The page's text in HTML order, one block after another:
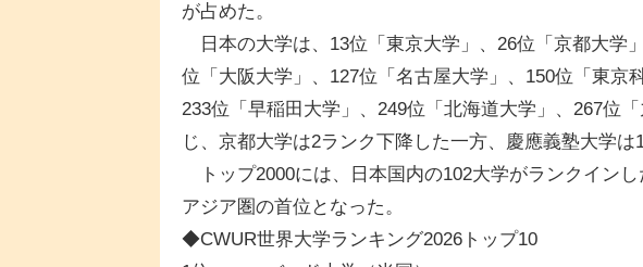
が占めた。
日本の大学は、13位「東京大学」、26位「京都大学
位「大阪大学」、127位「名古屋大学」、150位「東京
233位「早稲田大学」、249位「北海道大学」、267位
じ、京都大学は2ランク下降した一方、慶應義塾大学は
トップ2000には、日本国内の102大学がランクインし
アジア圏の首位となった。
◆CWUR世界大学ランキング2026トップ10